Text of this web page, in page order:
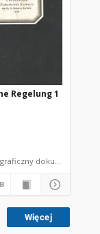
Regelung 1
dokument graficzny dokument
Więcej